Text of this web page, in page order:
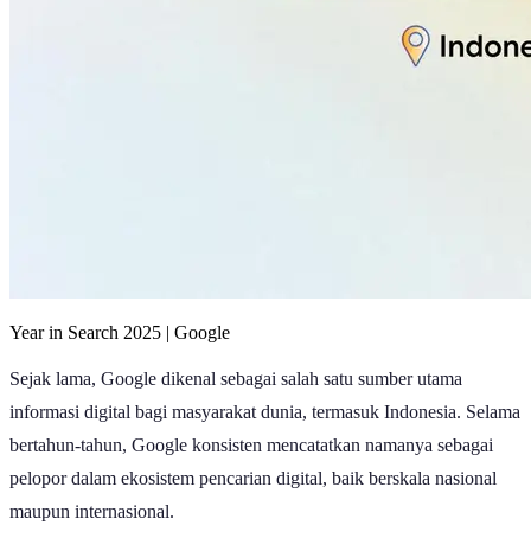
Year in Search 2025 | Google
Sejak lama, Google dikenal sebagai salah satu sumber utama
informasi digital bagi masyarakat dunia, termasuk Indonesia. Selama
bertahun-tahun, Google konsisten mencatatkan namanya sebagai
pelopor dalam ekosistem pencarian digital, baik berskala nasional
maupun internasional.